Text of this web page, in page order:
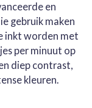
en
gebruik maken
inkt worden met
per minuut op
diep contrast,
kleuren.